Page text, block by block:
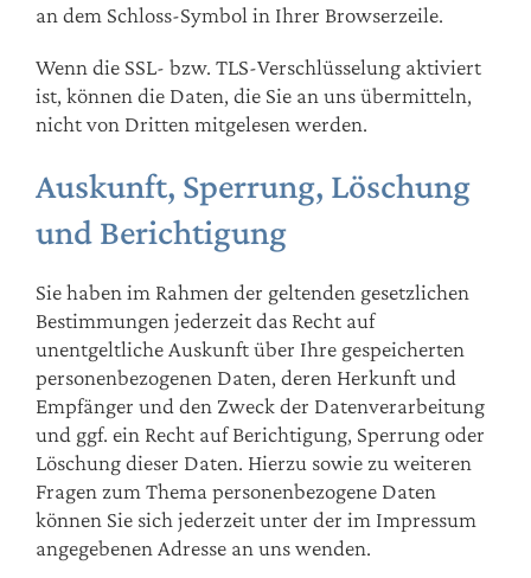
an dem Schloss-Symbol in Ihrer Browserzeile.
Wenn die SSL- bzw. TLS-Verschlüsselung aktiviert
ist, können die Daten, die Sie an uns übermitteln,
nicht von Dritten mitgelesen werden.
Auskunft, Sperrung, Löschung
und Berichtigung
Sie haben im Rahmen der geltenden gesetzlichen
Bestimmungen jederzeit das Recht auf
unentgeltliche Auskunft über Ihre gespeicherten
personenbezogenen Daten, deren Herkunft und
Empfänger und den Zweck der Datenverarbeitung
und ggf. ein Recht auf Berichtigung, Sperrung oder
Löschung dieser Daten. Hierzu sowie zu weiteren
Fragen zum Thema personenbezogene Daten
können Sie sich jederzeit unter der im Impressum
angegebenen Adresse an uns wenden.